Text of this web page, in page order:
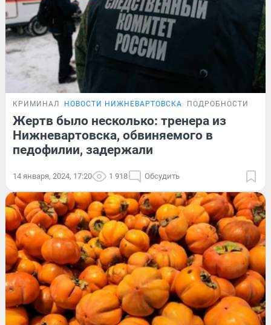
КРИМИНАЛ НОВОСТИ НИЖНЕВАРТОВСКА ПОДРОБНОСТИ
Жертв было несколько: тренера из
Нижневартовска, обвиняемого в
педофилии, задержали
14 января, 2024, 17:20 1 918 Обсудить